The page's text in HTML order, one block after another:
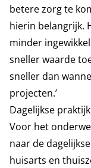
betere zorg te
hierin belangrijk.
minder
sneller waarde
sneller dan
projecten.’
Dagelijkse
Voor het
naar de
huisarts en